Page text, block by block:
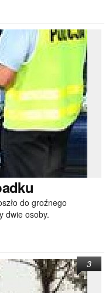
do groźnego
dwie osoby.
3